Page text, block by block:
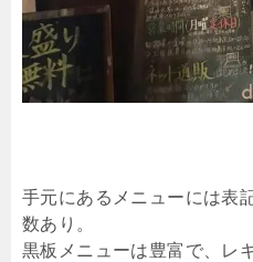
手元にあるメニューには表
数あり。
黒板メニューは豊富で、レ